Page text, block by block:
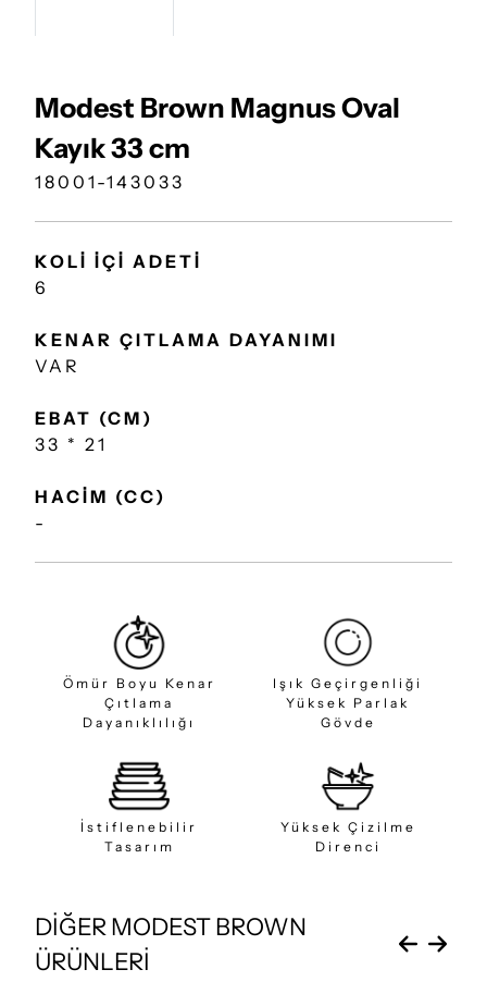
Modest Brown Magnus Oval
Kayık 33 cm
18001-143033
KOLİ İÇİ ADETİ
6
KENAR ÇITLAMA DAYANIMI
VAR
EBAT (CM)
33 * 21
HACİM (CC)
-
Ömür Boyu Kenar
Çıtlama
Dayanıklılığı
Işık Geçirgenliği
Yüksek Parlak
Gövde
İstiflenebilir
Tasarım
Yüksek Çizilme
Direnci
DİĞER MODEST BROWN
ÜRÜNLERİ